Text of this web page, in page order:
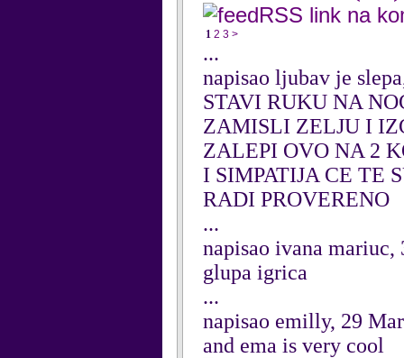
RSS link na
1 2 3 >
...
napisao ljubav je
STAVI RUKU NA
ZAMISLI ZELJU I
ZALEPI OVO NA 2
I SIMPATIJA CE TE
RADI PROVERENO
...
napisao ivana mariuc,
glupa igrica
...
napisao emilly, 29
and ema is very cool